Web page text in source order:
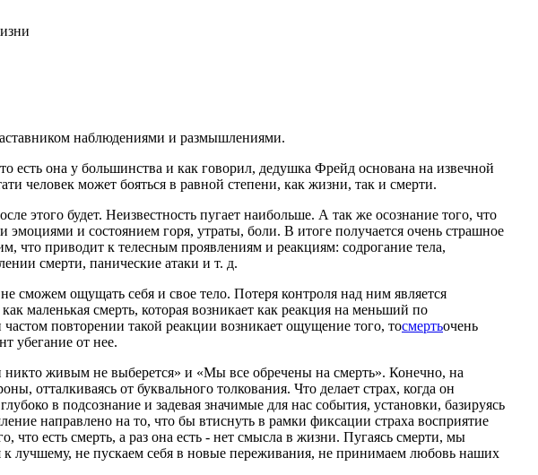
наблюдениями и размышлениями.
есть она у большинства и как говорил, дедушка Фрейд основана на извечной
человек может бояться в равной степени, как жизни, так и смерти.
этого будет. Неизвестность пугает наибольше. А так же осознание того, что
и состоянием горя, утраты, боли. В итоге получается очень страшное
что приводит к телесным проявлениям и реакциям: содрогание тела,
смерти, панические атаки и т. д.
сможем ощущать себя и свое тело. Потеря контроля над ним является
маленькая смерть, которая возникает как реакция на меньший по
повторении такой реакции возникает ощущение того, тосмертьочень
убегание от нее.
живым не выберется» и «Мы все обречены на смерть». Конечно, на
отталкиваясь от буквального толкования. Что делает страх, когда он
в подсознание и задевая значимые для нас события, установки, базируясь
направлено на то, что бы втиснуть в рамки фиксации страха восприятие
что есть смерть, а раз она есть - нет смысла в жизни. Пугаясь смерти, мы
лучшему, не пускаем себя в новые переживания, не принимаем любовь наших